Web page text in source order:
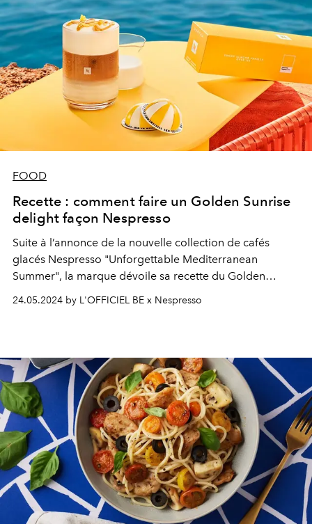
FOOD
Recette : comment faire un Golden Sunrise
delight façon Nespresso
Suite à l’annonce de la nouvelle collection de cafés
glacés Nespresso "Unforgettable Mediterranean
Summer", la marque dévoile sa recette du Golden
24.05.2024 by L'OFFICIEL BE x Nespresso